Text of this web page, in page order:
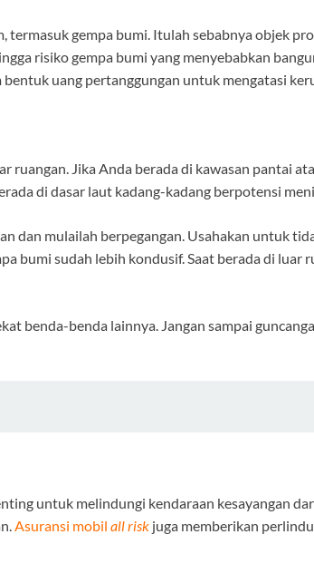
gempa bumi. Itulah sebabnya objek
risiko gempa bumi yang menyebabkan
uang pertanggungan untuk mengatasi
Jika Anda berada di kawasan pantai
di dasar laut kadang-kadang berpotensi
dan mulailah berpegangan. Usahakan untuk
bumi sudah lebih kondusif. Saat berada di luar
benda-benda lainnya. Jangan sampai
untuk melindungi kendaraan kesayangan
Asuransi mobil all risk juga memberikan